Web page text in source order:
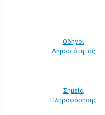
Οδηγοί
Δημοσιότητας
Σημεία
Πληροφόρησης